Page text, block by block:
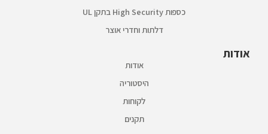
כספות High Security בתקן UL
דלתות וחדרי אוצר
אודות
אודות
היסטוריה
לקוחות
תקנים